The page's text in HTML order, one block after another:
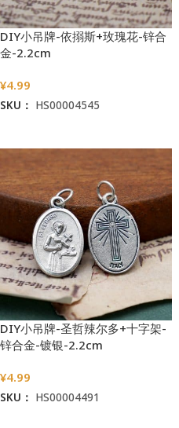
DIY小吊牌-依搦斯+玫瑰花-锌合
金-2.2cm
¥4.99
SKU： HS00004545
DIY小吊牌-圣哲辣尔多+十字架-
锌合金-镀银-2.2cm
¥4.99
SKU： HS00004491